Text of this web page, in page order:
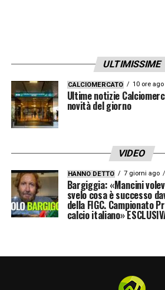
ULTIMISSIME
CALCIOMERCATO 10 ore ago
Ultime notizie
novità del giorno
VIDEO
HANNO DETTO 7 giorni ago
Bargiggia: «Mancini
svelo cosa è successo
della FIGC. Campionato
calcio italiano»